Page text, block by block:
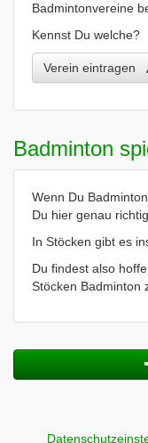
Badmintonvereine
Kennst Du welche?
Verein eintragen
Badminton
Wenn Du
Du hier genau
In Stöcken gibt es
Du findest also
Stöcken Badminton